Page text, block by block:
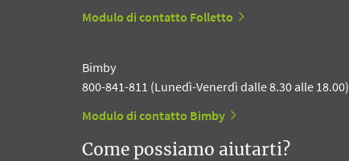
Modulo di contatto Folletto
Bimby
800-841-811 (Lunedì-Venerdì dalle 8.30 alle 18.00)
Modulo di contatto Bimby
Come possiamo aiutarti?